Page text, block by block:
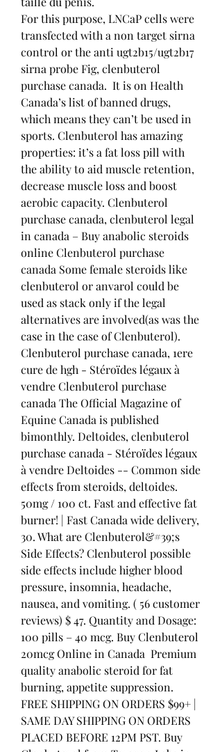
For this purpose, LNCaP cells were
transfected with a non target sirna
control or the anti ugt2b15/ugt2b17
sirna probe Fig, clenbuterol
purchase canada.  It is on Health
Canada’s list of banned drugs,
which means they can’t be used in
sports. Clenbuterol has amazing
properties: it’s a fat loss pill with
the ability to aid muscle retention,
decrease muscle loss and boost
aerobic capacity. Clenbuterol
purchase canada, clenbuterol legal
in canada – Buy anabolic steroids
online Clenbuterol purchase
canada Some female steroids like
clenbuterol or anvarol could be
used as stack only if the legal
alternatives are involved(as was the
case in the case of Clenbuterol).
Clenbuterol purchase canada, 1ere
cure de hgh - Stéroïdes légaux à
vendre Clenbuterol purchase
canada The Official Magazine of
Equine Canada is published
bimonthly. Deltoides, clenbuterol
purchase canada - Stéroïdes légaux
à vendre Deltoides -- Common side
effects from steroids, deltoides.
50mg / 100 ct. Fast and effective fat
burner! | Fast Canada wide delivery,
30. What are Clenbuterol&#39;s
Side Effects? Clenbuterol possible
side effects include higher blood
pressure, insomnia, headache,
nausea, and vomiting. ( 56 customer
reviews) $ 47. Quantity and Dosage:
100 pills – 40 mcg. Buy Clenbuterol
20mcg Online in Canada ️ Premium
quality anabolic steroid for fat
burning, appetite suppression.
FREE SHIPPING ON ORDERS $99+ |
SAME DAY SHIPPING ON ORDERS
PLACED BEFORE 12PM PST. Buy